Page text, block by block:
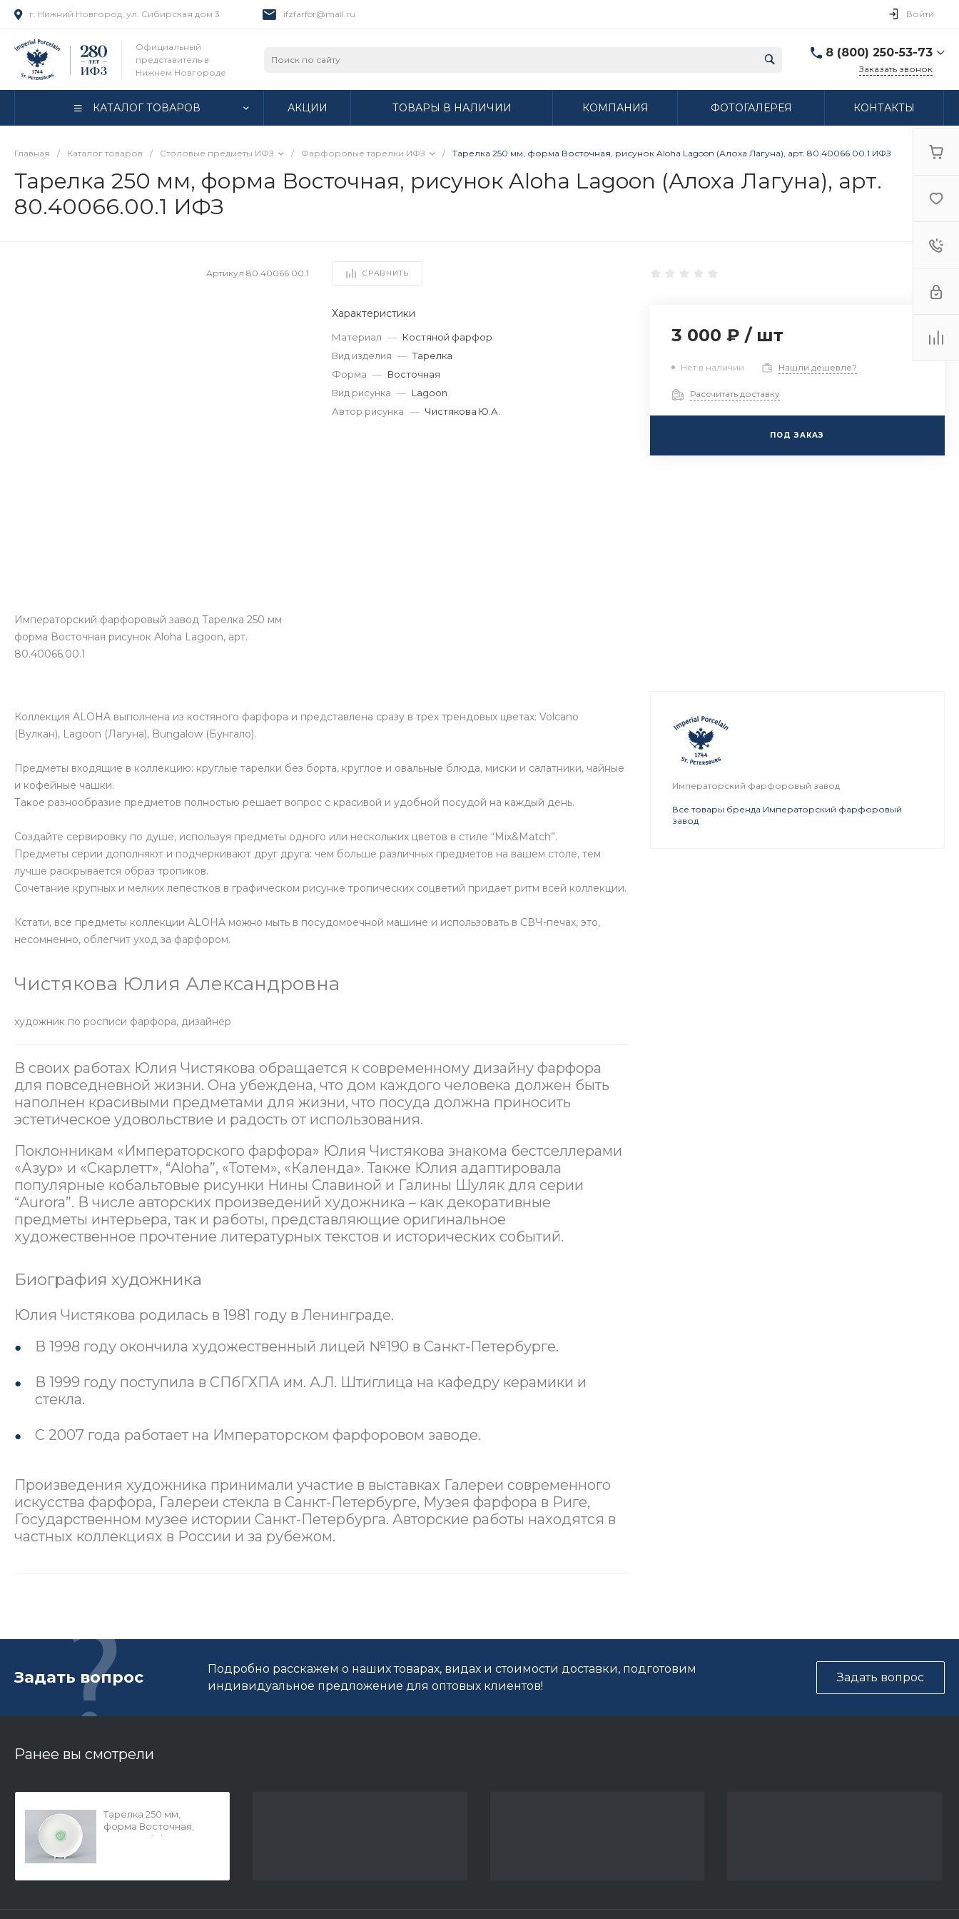
г. Нижний Новгород, ул. Сибирская дом 3 ifzfarfor@mail.ru Войти
Официальный
представитель в
Нижнем Новгороде
8 (800) 250-53-73
г. Нижний Новгород,
Выходной
Заказать звонок
КАТАЛОГ ТОВАРОВ АКЦИИ ТОВАРЫ В НАЛИЧИИ КОМПАНИЯ ФОТОГАЛЕРЕЯ КОНТАКТЫ
Главная / Каталог товаров / Столовые предметы ИФЗ / Фарфоровые тарелки ИФЗ / Тарелка 250 мм, форма Восточная, рисунок Aloha Lagoon (Алоха Лагуна), арт. 80.40066.00.1 ИФЗ
Тарелка 250 мм, форма Восточная, рисунок Aloha Lagoon (Алоха Лагуна), арт.
80.40066.00.1 ИФЗ
Артикул80.40066.00.1 СРАВНИТЬ
Императорский фарфоровый завод Тарелка 250 мм
форма Восточная рисунок Aloha Lagoon, арт.
80.40066.00.1
Характеристики
Материал — Костяной фарфор
Вид изделия — Тарелка
Форма — Восточная
Вид рисунка — Lagoon
Автор рисунка — Чистякова Ю.А.
3 000 ₽ / шт
Нет в наличии Нашли дешевле?
Рассчитать доставку
ПОД ЗАКАЗ
Коллекция ALOHA выполнена из костяного фарфора и представлена сразу в трех трендовых цветах: Volcano
(Вулкан), Lagoon (Лагуна), Bungalow (Бунгало).
Предметы входящие в коллекцию: круглые тарелки без борта, круглое и овальные блюда, миски и салатники, чайные
и кофейные чашки.
Такое разнообразие предметов полностью решает вопрос с красивой и удобной посудой на каждый день.
Создайте сервировку по душе, используя предметы одного или нескольких цветов в стиле “Mix&Match”.
Предметы серии дополняют и подчеркивают друг друга: чем больше различных предметов на вашем столе, тем
лучше раскрывается образ тропиков.
Сочетание крупных и мелких лепестков в графическом рисунке тропических соцветий придает ритм всей коллекции.
Кстати, все предметы коллекции ALOHA можно мыть в посудомоечной машине и использовать в СВЧ-печах, это,
несомненно, облегчит уход за фарфором.
Чистякова Юлия Александровна
художник по росписи фарфора, дизайнер
В своих работах Юлия Чистякова обращается к современному дизайну фарфора
для повседневной жизни. Она убеждена, что дом каждого человека должен быть
наполнен красивыми предметами для жизни, что посуда должна приносить
эстетическое удовольствие и радость от использования.
Поклонникам «Императорского фарфора» Юлия Чистякова знакома бестселлерами
«Азур» и «Скарлетт», “Aloha”, «Тотем», «Календа». Также Юлия адаптировала
популярные кобальтовые рисунки Нины Славиной и Галины Шуляк для серии
“Aurora”. В числе авторских произведений художника – как декоративные
предметы интерьера, так и работы, представляющие оригинальное
художественное прочтение литературных текстов и исторических событий.
Биография художника
Юлия Чистякова родилась в 1981 году в Ленинграде.
В 1998 году окончила художественный лицей №190 в Санкт-Петербурге.
В 1999 году поступила в СПбГХПА им. А.Л. Штиглица на кафедру керамики и
стекла.
С 2007 года работает на Императорском фарфоровом заводе.
Произведения художника принимали участие в выставках Галереи современного
искусства фарфора, Галереи стекла в Санкт-Петербурге, Музея фарфора в Риге,
Государственном музее истории Санкт-Петербурга. Авторские работы находятся в
частных коллекциях в России и за рубежом.
Императорский фарфоровый завод
Все товары бренда Императорский фарфоровый
завод
Задать вопрос
Подробно расскажем о наших товарах, видах и стоимости доставки, подготовим
индивидуальное предложение для оптовых клиентов!
Задать вопрос
Ранее вы смотрели
Тарелка 250 мм,
форма Восточная,
рисунок Aloha Lagoon